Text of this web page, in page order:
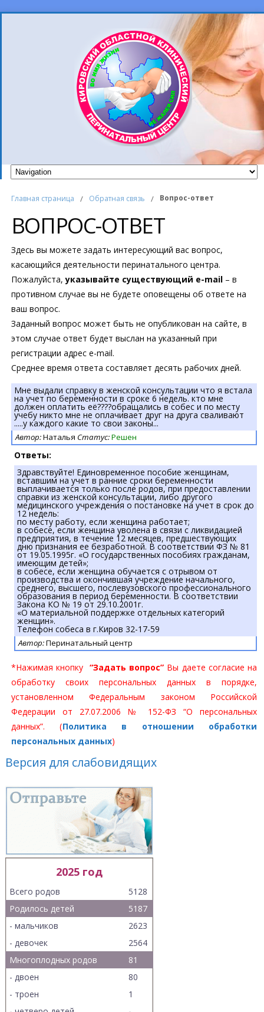
Главная страница / Обратная связь / Вопрос-ответ
ВОПРОС-ОТВЕТ
Здесь вы можете задать интересующий вас вопрос,
касающийся деятельности перинатального центра.
Пожалуйста,указывайте существующий e-mail– в
противном случае вы не будете оповещены об ответе на
ваш вопрос.
Заданный вопрос может быть не опубликован на сайте, в
этом случае ответ будет выслан на указанный при
регистрации адрес e-mail.
Среднее время ответа составляет десять рабочих дней.
Мне выдали справку в женской консультации что я встала
на учет по беременности в сроке 6 недель. кто мне
должен оплатить её????обращались в собес и по месту
учебу никто мне не оплачивает друг на друга сваливают
.....у каждого какие то свои законы...
Автор:Наталья Статус:Решен
Ответы:
Здравствуйте! Единовременное пособие женщинам,
вставшим на учет в ранние сроки беременности
выплачивается только после родов, при предоставлении
справки из женской консультации, либо другого
медицинского учреждения о постановке на учет в срок до
12 недель:
по месту работу, если женщина работает;
в собесе, если женщина уволена в связи с ликвидацией
предприятия, в течение 12 месяцев, предшествующих
дню признания ее безработной. В соответствии ФЗ № 81
от 19.05.1995г. «О государственных пособиях гражданам,
имеющим детей»;
в собесе, если женщина обучается с отрывом от
производства и окончившая учреждение начального,
среднего, высшего, послевузовского профессионального
образования в период беременности. В соответствии
Закона КО № 19 от 29.10.2001г.
«О материальной поддержке отдельных категорий
женщин».
Телефон собеса в г.Киров 32-17-59
Автор:Перинатальный центр
*Нажимая кнопку “Задать вопрос” Вы даете согласие на
обработку своих персональных данных в порядке,
установленном Федеральным законом Российской
Федерации от 27.07.2006 № 152-ФЗ “О персональных
данных”. (Политика в отношении обработки
персональных данных)
Версия для слабовидящих
2025 год
Всего родов
5128
Родилось детей
5187
- мальчиков
2623
- девочек
2564
Многоплодных родов
81
- двоен
80
- троен
1